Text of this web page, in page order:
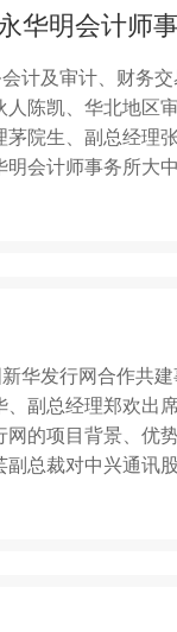
华明会计师
计及审计、财务
陈凯、华北地区
院生、副总经理张
会计师事务所大
华发行网合作共
副总经理郑欢出
的项目背景、优
总裁对中兴通讯